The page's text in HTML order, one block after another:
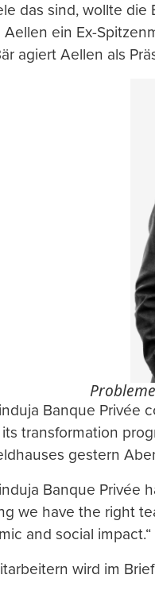
das sind, wollte die
Aellen ein Ex-
agiert Aellen als
Banque
transformation
gestern
Banque Privée
we have the right
and social impact.“
wird im